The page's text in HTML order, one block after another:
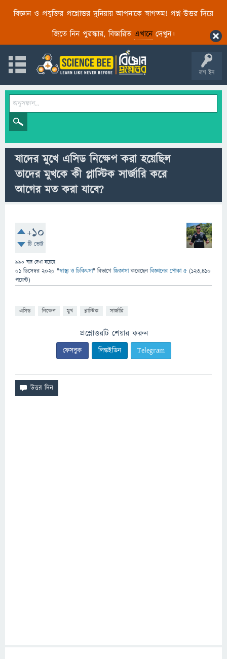
বিজ্ঞান ও প্রযুক্তির প্রশ্নোত্তর দুনিয়ায় আপনাকে স্বাগতম! প্রশ্ন-উত্তর দিয়ে
জিতে নিন পুরস্কার, বিস্তারিত এখানেদেখুন।
লগ ইন
যাদের মুখে এসিড নিক্ষেপ করা হয়েছিল
তাদের মুখকে কী প্লাস্টিক সার্জারি করে
আগের মত করা যাবে?
+10
টি ভোট
990 বার দেখা হয়েছে
01 ডিসেম্বর 2020 "স্বাস্থ্য ও চিকিৎসা" বিভাগে জিজ্ঞাসাকরেছেনবিজ্ঞানের পোকা ৫ (123,410
পয়েন্ট)
এসিড নিক্ষেপ মুখ প্লাস্টিক সার্জারি
প্রশ্নোত্তরটি শেয়ার করুন
ফেসবুক লিঙ্কইডিন Telegram